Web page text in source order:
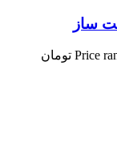
ساز
Price range: 950,000 تومان